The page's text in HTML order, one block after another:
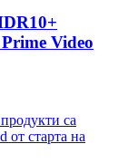
Video